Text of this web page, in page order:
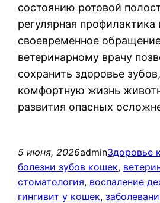
состоянию ротовой
регулярная профилактика
своевременное
ветеринарному врачу
сохранить здоровье
комфортную жизнь
развития опасных
5 июня, 2026adminЗдоровье
болезни зубов кошек,
стоматология, воспаление
гингивит у кошек,